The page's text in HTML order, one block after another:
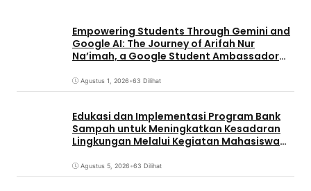
Empowering Students Through Gemini and
Google AI: The Journey of Arifah Nur
Na’imah, a Google Student Ambassador
Pignatelli Triputra
Agustus 1, 2026•63 Dilihat
Edukasi dan Implementasi Program Bank
Sampah untuk Meningkatkan Kesadaran
Lingkungan Melalui Kegiatan Mahasiswa
Agustus 5, 2026•63 Dilihat